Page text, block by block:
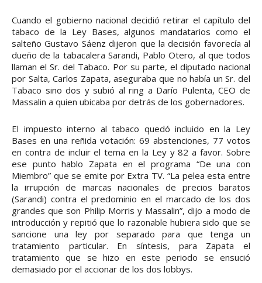
Cuando el gobierno nacional decidió retirar el capítulo del
tabaco de la Ley Bases, algunos mandatarios como el
salteño Gustavo Sáenz dijeron que la decisión favorecía al
dueño de la tabacalera Sarandi, Pablo Otero, al que todos
llaman el Sr. del Tabaco. Por su parte, el diputado nacional
por Salta, Carlos Zapata, aseguraba que no había un Sr. del
Tabaco sino dos y subió al ring a Darío Pulenta, CEO de
Massalin a quien ubicaba por detrás de los gobernadores.
El impuesto interno al tabaco quedó incluido en la Ley
Bases en una reñida votación: 69 abstenciones, 77 votos
en contra de incluir el tema en la Ley y 82 a favor. Sobre
ese punto hablo Zapata en el programa “De una con
Miembro” que se emite por Extra TV. “La pelea esta entre
la irrupción de marcas nacionales de precios baratos
(Sarandi) contra el predominio en el marcado de los dos
grandes que son Philip Morris y Massalin”, dijo a modo de
introducción y repitió que lo razonable hubiera sido que se
sancione una ley por separado para que tenga un
tratamiento particular. En síntesis, para Zapata el
tratamiento que se hizo en este periodo se ensució
demasiado por el accionar de los dos lobbys.